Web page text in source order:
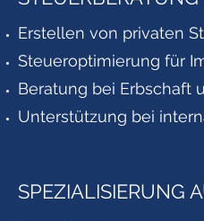
​Erstellen von privaten
Steueroptimierung für
Beratung bei Erbschaft
Unterstützung bei
SPEZIALISIERUNG